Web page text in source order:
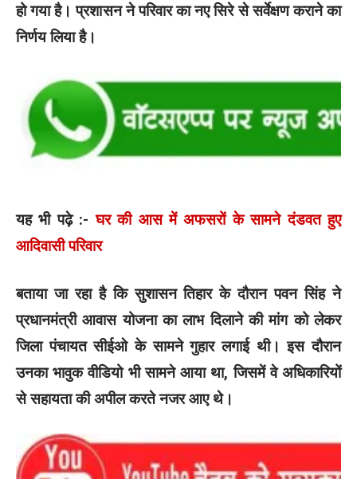
हो गया है। प्रशासन ने परिवार का नए सिरे से सर्वेक्षण कराने का
निर्णय लिया है।
यह भी पढ़े :-घर की आस में अफसरों के सामने दंडवत हुए
आदिवासी परिवार
बताया जा रहा है कि सुशासन तिहार के दौरान पवन सिंह ने
प्रधानमंत्री आवास योजना का लाभ दिलाने की मांग को लेकर
जिला पंचायत सीईओ के सामने गुहार लगाई थी। इस दौरान
उनका भावुक वीडियो भी सामने आया था, जिसमें वे अधिकारियों
से सहायता की अपील करते नजर आए थे।